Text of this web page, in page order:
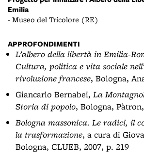
Emilia
- Museo del Tricolore (RE)
APPROFONDIMENTI
L’albero della libertà in Emilia-
Cultura, politica e vita sociale
rivoluzione francese, Bologna,
Giancarlo Bernabei, La
Storia di popolo, Bologna,
Bologna massonica. Le radici, il
la trasformazione, a cura di
Bologna, CLUEB, 2007, p. 219